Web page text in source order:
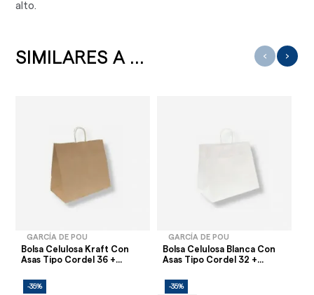
alto.
SIMILARES A ...
GARCÍA DE POU
Bolsa Celulosa Kraft Con
Asas Tipo Cordel 36 +...
-35%
GARCÍA DE POU
Bolsa Celulosa Blanca Con
Asas Tipo Cordel 32 +...
-35%
‹ ›